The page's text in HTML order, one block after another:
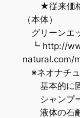
★従来価格
（本体）
グリーンエ
┗ http://
natural.com/
※ネオナチ
基本的に固
シャンプー
液体の石